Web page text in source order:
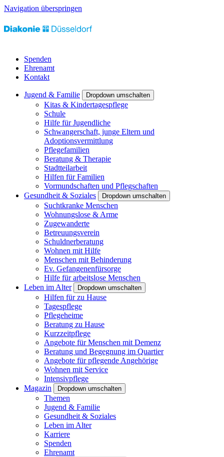
Navigation überspringen
Spenden
Ehrenamt
Kontakt
Jugend & Familie Dropdown umschalten
Kitas & Kindertagespflege
Schule
Hilfe für Jugendliche
Schwangerschaft, junge Eltern und
Adoptionsvermittlung
Pflegefamilien
Beratung & Therapie
Stadtteilarbeit
Hilfen für Familien
Vormundschaften und Pflegschaften
Gesundheit & Soziales
Dropdown umschalten
Suchtkranke Menschen
Wohnungslose & Arme
Zugewanderte
Betreuungsverein
Schuldnerberatung
Wohnen mit Hilfe
Menschen mit Behinderung
Ev. Gefangenenfürsorge
Hilfe für arbeitslose Menschen
Leben im Alter
Dropdown umschalten
Hilfen für zu Hause
Tagespflege
Pflegeheime
Beratung zu Hause
Kurzzeitpflege
Angebote für Menschen mit Demenz
Beratung und Begegnung im Quartier
Angebote für pflegende Angehörige
Wohnen mit Service
Intensivpflege
Magazin
Dropdown umschalten
Themen
Jugend & Familie
Gesundheit & Soziales
Leben im Alter
Karriere
Spenden
Ehrenamt